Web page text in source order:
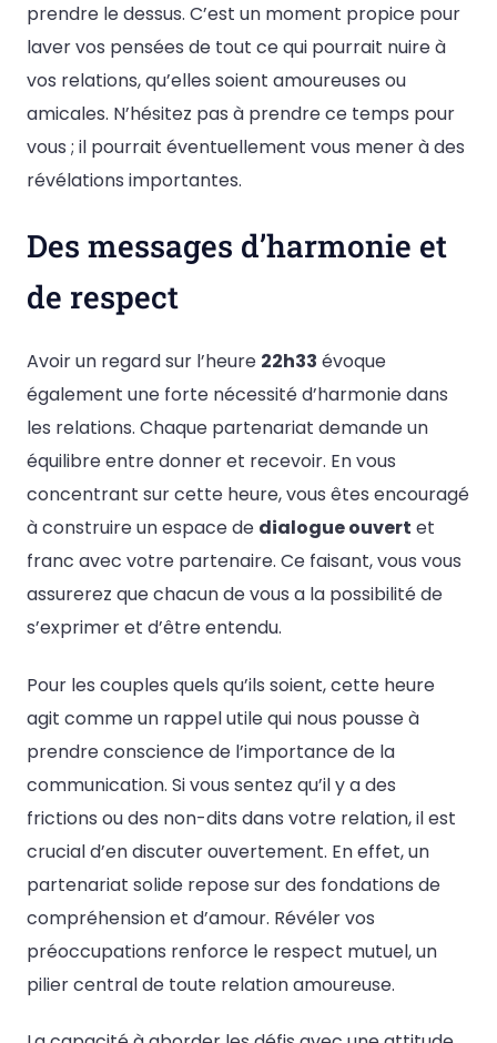
prendre le dessus. C’est un moment propice pour
laver vos pensées de tout ce qui pourrait nuire à
vos relations, qu’elles soient amoureuses ou
amicales. N’hésitez pas à prendre ce temps pour
vous ; il pourrait éventuellement vous mener à des
révélations importantes.
Des messages d’harmonie et
de respect
Avoir un regard sur l’heure 22h33 évoque
également une forte nécessité d’harmonie dans
les relations. Chaque partenariat demande un
équilibre entre donner et recevoir. En vous
concentrant sur cette heure, vous êtes encouragé
à construire un espace de dialogue ouvert et
franc avec votre partenaire. Ce faisant, vous vous
assurerez que chacun de vous a la possibilité de
s’exprimer et d’être entendu.
Pour les couples quels qu’ils soient, cette heure
agit comme un rappel utile qui nous pousse à
prendre conscience de l’importance de la
communication. Si vous sentez qu’il y a des
frictions ou des non-dits dans votre relation, il est
crucial d’en discuter ouvertement. En effet, un
partenariat solide repose sur des fondations de
compréhension et d’amour. Révéler vos
préoccupations renforce le respect mutuel, un
pilier central de toute relation amoureuse.